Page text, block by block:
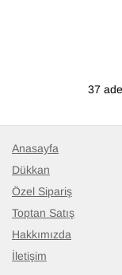
37
Anasayfa
Dükkan
Özel Sipariş
Toptan Satış
Hakkımızda
İletişim